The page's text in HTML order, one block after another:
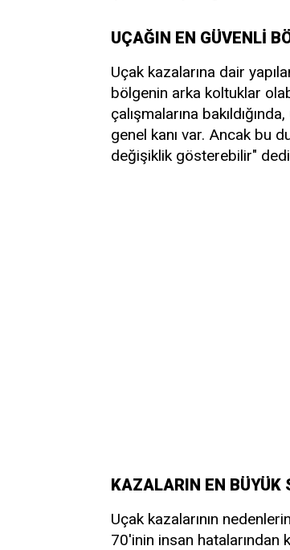
UÇAĞIN EN GÜVENLİ
Uçak kazalarına dair
bölgenin arka koltuklar
çalışmalarına
genel kanı var. Ancak bu
değişiklik gösterebilir"
KAZALARIN EN BÜYÜK
Uçak kazalarının
70'inin insan hatalarından